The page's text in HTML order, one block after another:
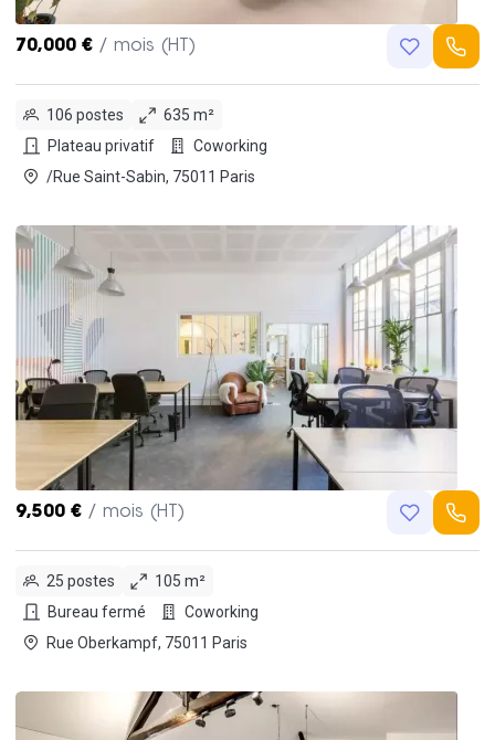
70,000 € / mois (HT)
106 postes
635 m²
Plateau privatif
Coworking
/Rue Saint-Sabin, 75011 Paris
9,500 € / mois (HT)
25 postes
105 m²
Bureau fermé
Coworking
Rue Oberkampf, 75011 Paris